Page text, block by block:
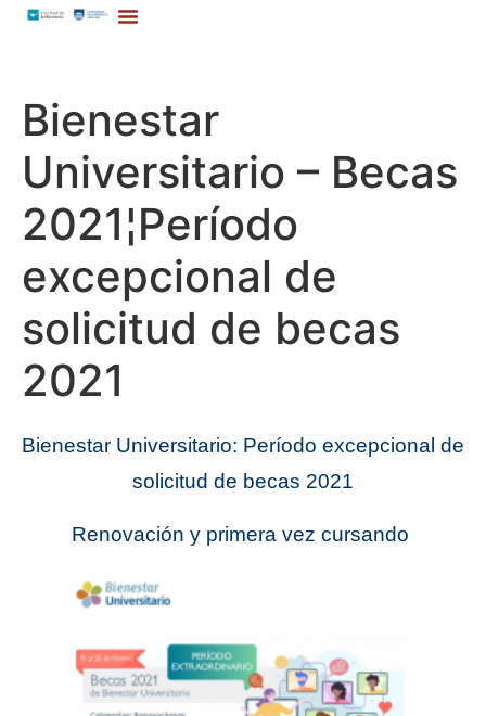
Bienestar
Universitario – Becas
2021¦Período
excepcional de
solicitud de becas
2021
Bienestar Universitario: Período excepcional de
solicitud de becas 2021
Renovación y primera vez cursando